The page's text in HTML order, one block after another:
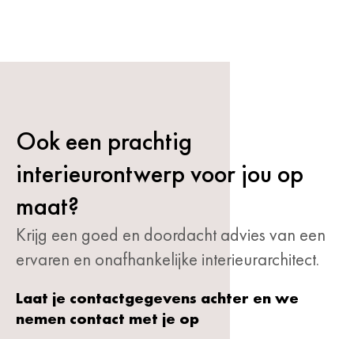
Ook een prachtig
interieurontwerp voor jou op
maat?
Krijg een goed en doordacht advies van een
ervaren en onafhankelijke interieurarchitect.
Laat je contactgegevens achter en we
nemen contact met je op